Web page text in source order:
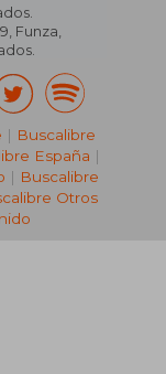
, Funza,
| Buscalibre
España |
| Buscalibre
Otros